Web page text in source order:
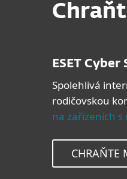
ESET
Spolehlivá
rodičovskou
na zařízeních s
CHRAŇTE